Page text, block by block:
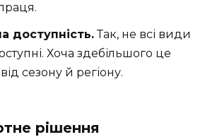
доступність.Так, не всі види
Хоча здебільшого це
сезону й регіону.
рішення